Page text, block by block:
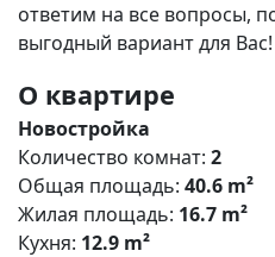
ответим на все вопросы,
выгодный вариант для Вас!
О квартире
Новостройка
Количество комнат: 2
Общая площадь: 40.6 m²
Жилая площадь: 16.7 m²
Кухня: 12.9 m²